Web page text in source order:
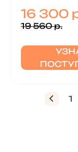
16 300
19 560 р.
1